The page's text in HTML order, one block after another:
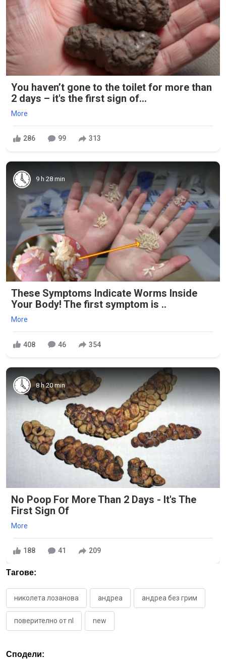
You haven’t gone to the toilet for more than
2 days – it's the first sign of...
More
286 99 313
9 h 28 min
These Symptoms Indicate Worms Inside
Your Body! The first symptom is ..
More
408 46 354
8 h 20 min
No Poop For More Than 2 Days - It's The
First Sign Of
More
188 41 209
Тагове:
николета лозанова андреа андреа без грим
поверително от nl new
Сподели: